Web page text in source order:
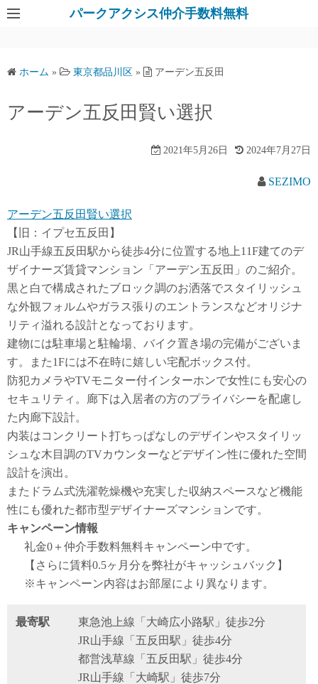
パークアクシス仲介手数料無料
ホーム » 東京都品川区 » アーデン五反田
アーデン五反田賢い選択
2021年5月26日 2024年7月27日
SEZIMO
アーデン五反田賢い選択
【旧：イプセ五反田】
JR山手線五反田駅から徒歩4分に位置する地上11F建てのデ
ザイナーズ賃貸マンション「アーデン五反田」のご紹介。
黒と白で構成されたブロック調のお洒落でスタイリッシュ
な外観フォルムやガラス張りのエントランスなどオリジナ
リティ溢れる設計となっております。
建物には駐車場と駐輪場、バイク置き場の完備がございま
す。また1Fには不在時に嬉しい宅配ボックス付。
防犯カメラやTVモニター付インターホンで女性にも安心の
セキュリティ。廊下は入居者の方のプライバシーを配慮し
た内廊下設計。
内装はコンクリート打ちっぱなしのデザインやスタイリッ
シュな木目調のTVカウンターなどデザイン性に優れた空間
設計を演出。
またドラム式洗濯乾燥機や充実した収納スペースなど機能
性にも優れた都市型デザイナーズマンションです。
キャンペーン情報
礼金0 ＋仲介手数料無料キャンペーン中です。
【さらに賃料0.5ヶ月分を弊社がキャッシュバック】
※キャンペーン内容はお部屋により異なります。
最寄駅
東急池上線「大崎広小路駅」徒歩2分
JR山手線「五反田駅」徒歩4分
都営浅草線「五反田駅」徒歩4分
JR山手線「大崎駅」徒歩7分